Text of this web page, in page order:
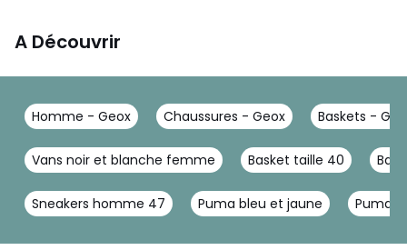
A Découvrir
Homme - Geox Chaussures - Geox Baskets -
Vans noir et blanche femme Basket taille 40
Sneakers homme 47 Puma bleu et jaune Puma